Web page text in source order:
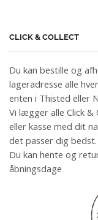
CLICK & COLLECT
Du kan bestille og
lageradresse alle
enten i Thisted eller
Vi lægger alle Click
eller kasse med dit
det passer dig bedst.
Du kan hente og
åbningsdage